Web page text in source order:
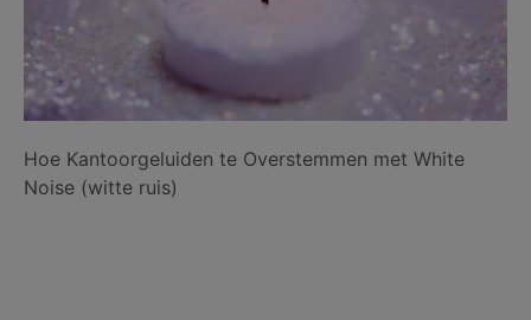
Hoe Kantoorgeluiden te Overstemmen met White
Noise (witte ruis)